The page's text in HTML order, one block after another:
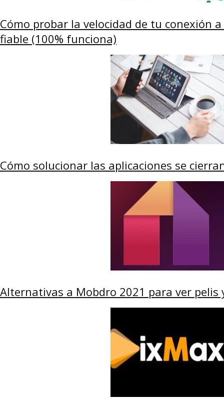
Cómo probar la velocidad de tu conexión
fiable (100% funciona)
Cómo solucionar las aplicaciones se
Alternativas a Mobdro 2021 para ver pelis